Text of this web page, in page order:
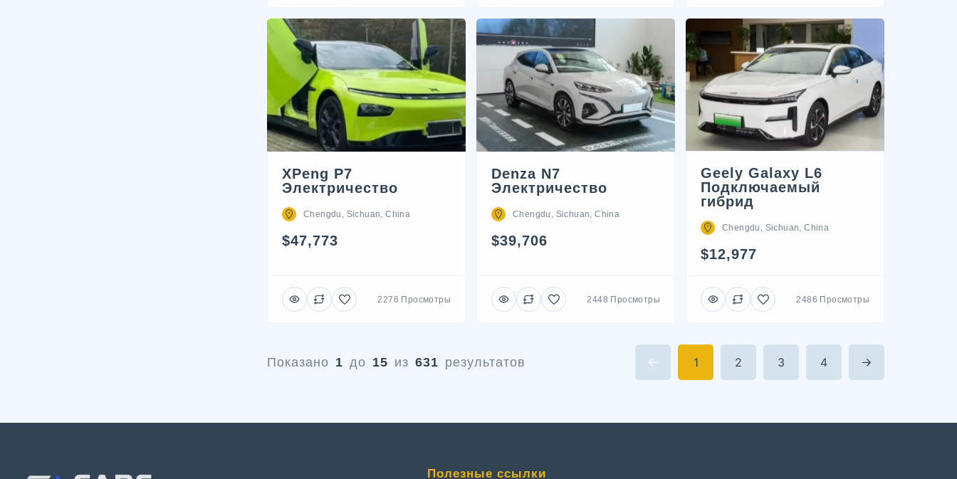
XPeng P7
Электричество
Chengdu, Sichuan, China
$47,773
2276 Просмотры
Denza N7
Электричество
Chengdu, Sichuan, China
$39,706
2448 Просмотры
Geely Galaxy L6
Подключаемый
гибрид
Chengdu, Sichuan, China
$12,977
2486 Просмотры
Показано 1 до 15 из 631 результатов 1 2 3 4
Полезные ссылки